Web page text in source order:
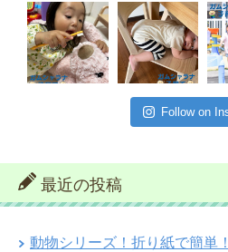
Follow on
最近の投稿
動物シリーズ！折り紙で簡単